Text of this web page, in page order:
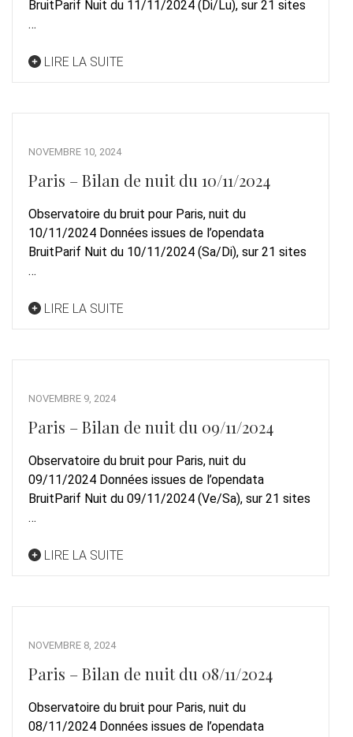
BruitParif Nuit du 11/11/2024 (Di/Lu), sur 21 sites
…
LIRE LA SUITE
NOVEMBRE 10, 2024
Paris – Bilan de nuit du 10/11/2024
Observatoire du bruit pour Paris, nuit du
10/11/2024 Données issues de l’opendata
BruitParif Nuit du 10/11/2024 (Sa/Di), sur 21 sites
…
LIRE LA SUITE
NOVEMBRE 9, 2024
Paris – Bilan de nuit du 09/11/2024
Observatoire du bruit pour Paris, nuit du
09/11/2024 Données issues de l’opendata
BruitParif Nuit du 09/11/2024 (Ve/Sa), sur 21 sites
…
LIRE LA SUITE
NOVEMBRE 8, 2024
Paris – Bilan de nuit du 08/11/2024
Observatoire du bruit pour Paris, nuit du
08/11/2024 Données issues de l’opendata